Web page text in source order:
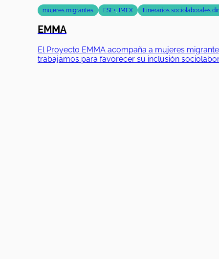
mujeres migrantes FSE+, IMEX Itinerarios sociolaborales
EMMA
El Proyecto EMMA acompaña a mujeres
trabajamos para favorecer su inclusión